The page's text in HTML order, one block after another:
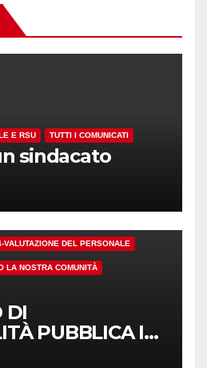
E RSU TUTTI I COMUNICATI
sindacato
VALUTAZIONE DEL PERSONALE
LA NOSTRA COMUNITÀ
DI
PUBBLICA I
CRITERI?